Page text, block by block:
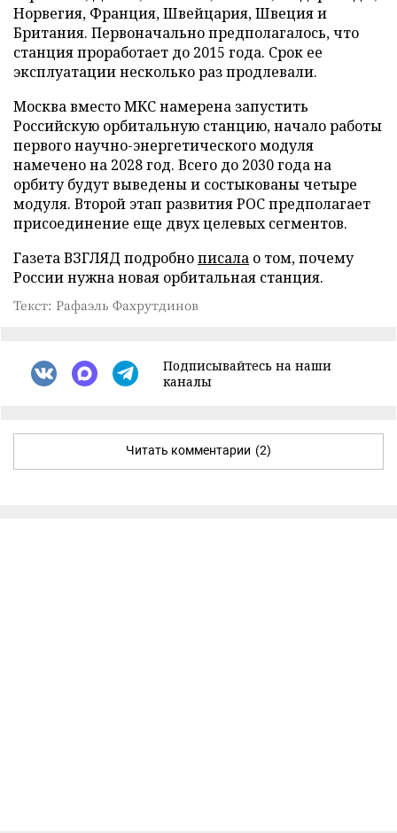
Норвегия, Франция, Швейцария, Швеция и
Британия. Первоначально предполагалось, что
станция проработает до 2015 года. Срок ее
эксплуатации несколько раз продлевали.
Москва вместо МКС намерена запустить
Российскую орбитальную станцию, начало работы
первого научно-энергетического модуля
намечено на 2028 год. Всего до 2030 года на
орбиту будут выведены и состыкованы четыре
модуля. Второй этап развития РОС предполагает
присоединение еще двух целевых сегментов.
Газета ВЗГЛЯД подробнописала о том, почему
России нужна новая орбитальная станция.
Текст: Рафаэль Фахрутдинов
Подписывайтесь на наши
каналы
Читать комментарии (2)